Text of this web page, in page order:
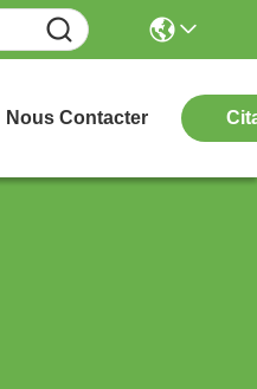
Nous Contacter